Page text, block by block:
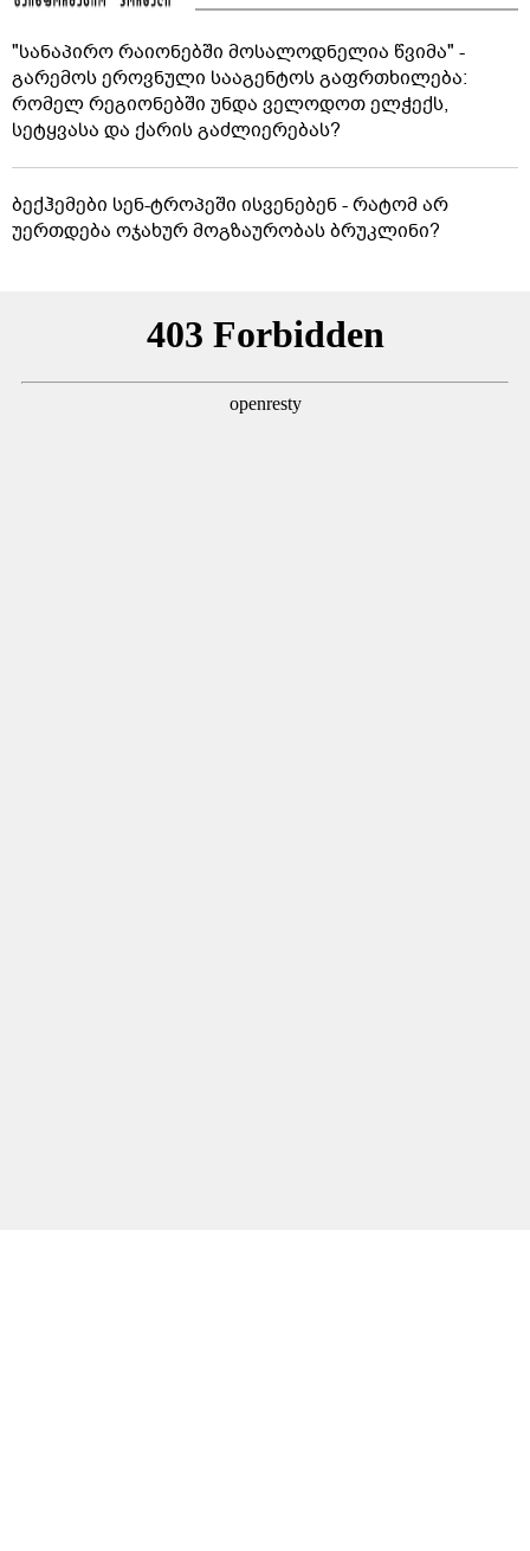
"სანაპირო რაიონებში მოსალოდნელია წვიმა" -
გარემოს ეროვნული სააგენტოს გაფრთხილება:
რომელ რეგიონებში უნდა ველოდოთ ელჭექს,
სეტყვასა და ქარის გაძლიერებას?
ბექჰემები სენ-ტროპეში ისვენებენ - რატომ არ
უერთდება ოჯახურ მოგზაურობას ბრუკლინი?